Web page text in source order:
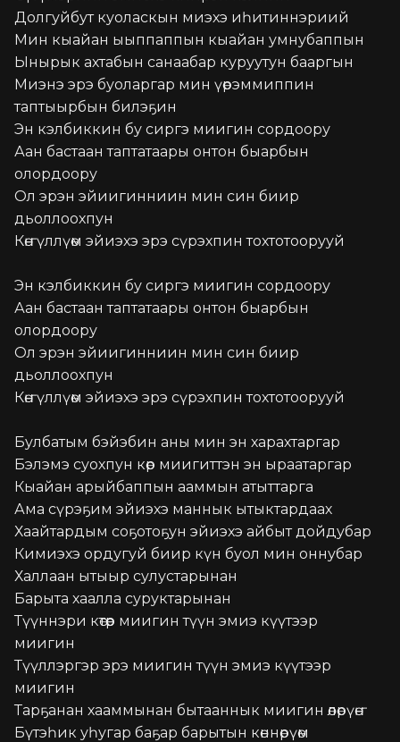
Долгуйбут куоласкын миэхэ иһитиннэриий
Мин кыайан ыыппаппын кыайан умнубаппын
Ынырык ахтабын санаабар куруутун бааргын
Миэнэ эрэ буоларгар мин үөрэммиппин
таптыырбын билэҕин
Эн кэлбиккин бу сиргэ миигин сордоору
Аан бастаан таптатаары онтон быарбын
олордоору
Ол эрэн эйиигинниин мин син биир
дьоллоохпун
Көҥүллүөм эйиэхэ эрэ сүрэхпин тохтотоорууй
Эн кэлбиккин бу сиргэ миигин сордоору
Аан бастаан таптатаары онтон быарбын
олордоору
Ол эрэн эйиигинниин мин син биир
дьоллоохпун
Көҥүллүөм эйиэхэ эрэ сүрэхпин тохтотоорууй
Булбатым бэйэбин аны мин эн харахтаргар
Бэлэмэ суохпун көр миигиттэн эн ыраатаргар
Кыайан арыйбаппын ааммын атыттарга
Ама сүрэҕим эйиэхэ маннык ытыктардаах
Хаайтардым соҕотоҕун эйиэхэ айбыт дойдубар
Кимиэхэ ордугуй биир күн буол мин оннубар
Халлаан ытыыр сулустарынан
Барыта хаалла суруктарынан
Түүннэри көтөөр миигин түүн эмиэ күүтээр
миигин
Түүллэргэр эрэ миигин түүн эмиэ күүтээр
миигин
Тарҕанан хааммынан бытааннык миигин өлөрүөҥ
Бүтэһик уһугар баҕар барытын көннөрүөм